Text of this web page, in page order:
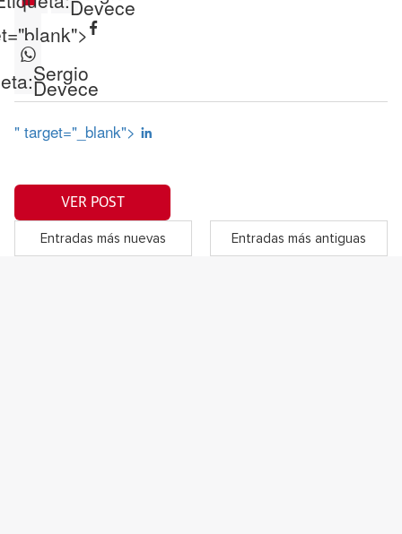
Devece
Sergio
Devece
" target="_blank">
VER POST
Entradas más nuevas Entradas más antiguas